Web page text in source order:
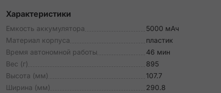
Характеристики
Емкость аккумулятора
5000 мАч
Материал корпуса
пластик
Время автономной работы
46 мин
Вес (г)
895
Высота (мм)
107.7
Ширина (мм)
290.8